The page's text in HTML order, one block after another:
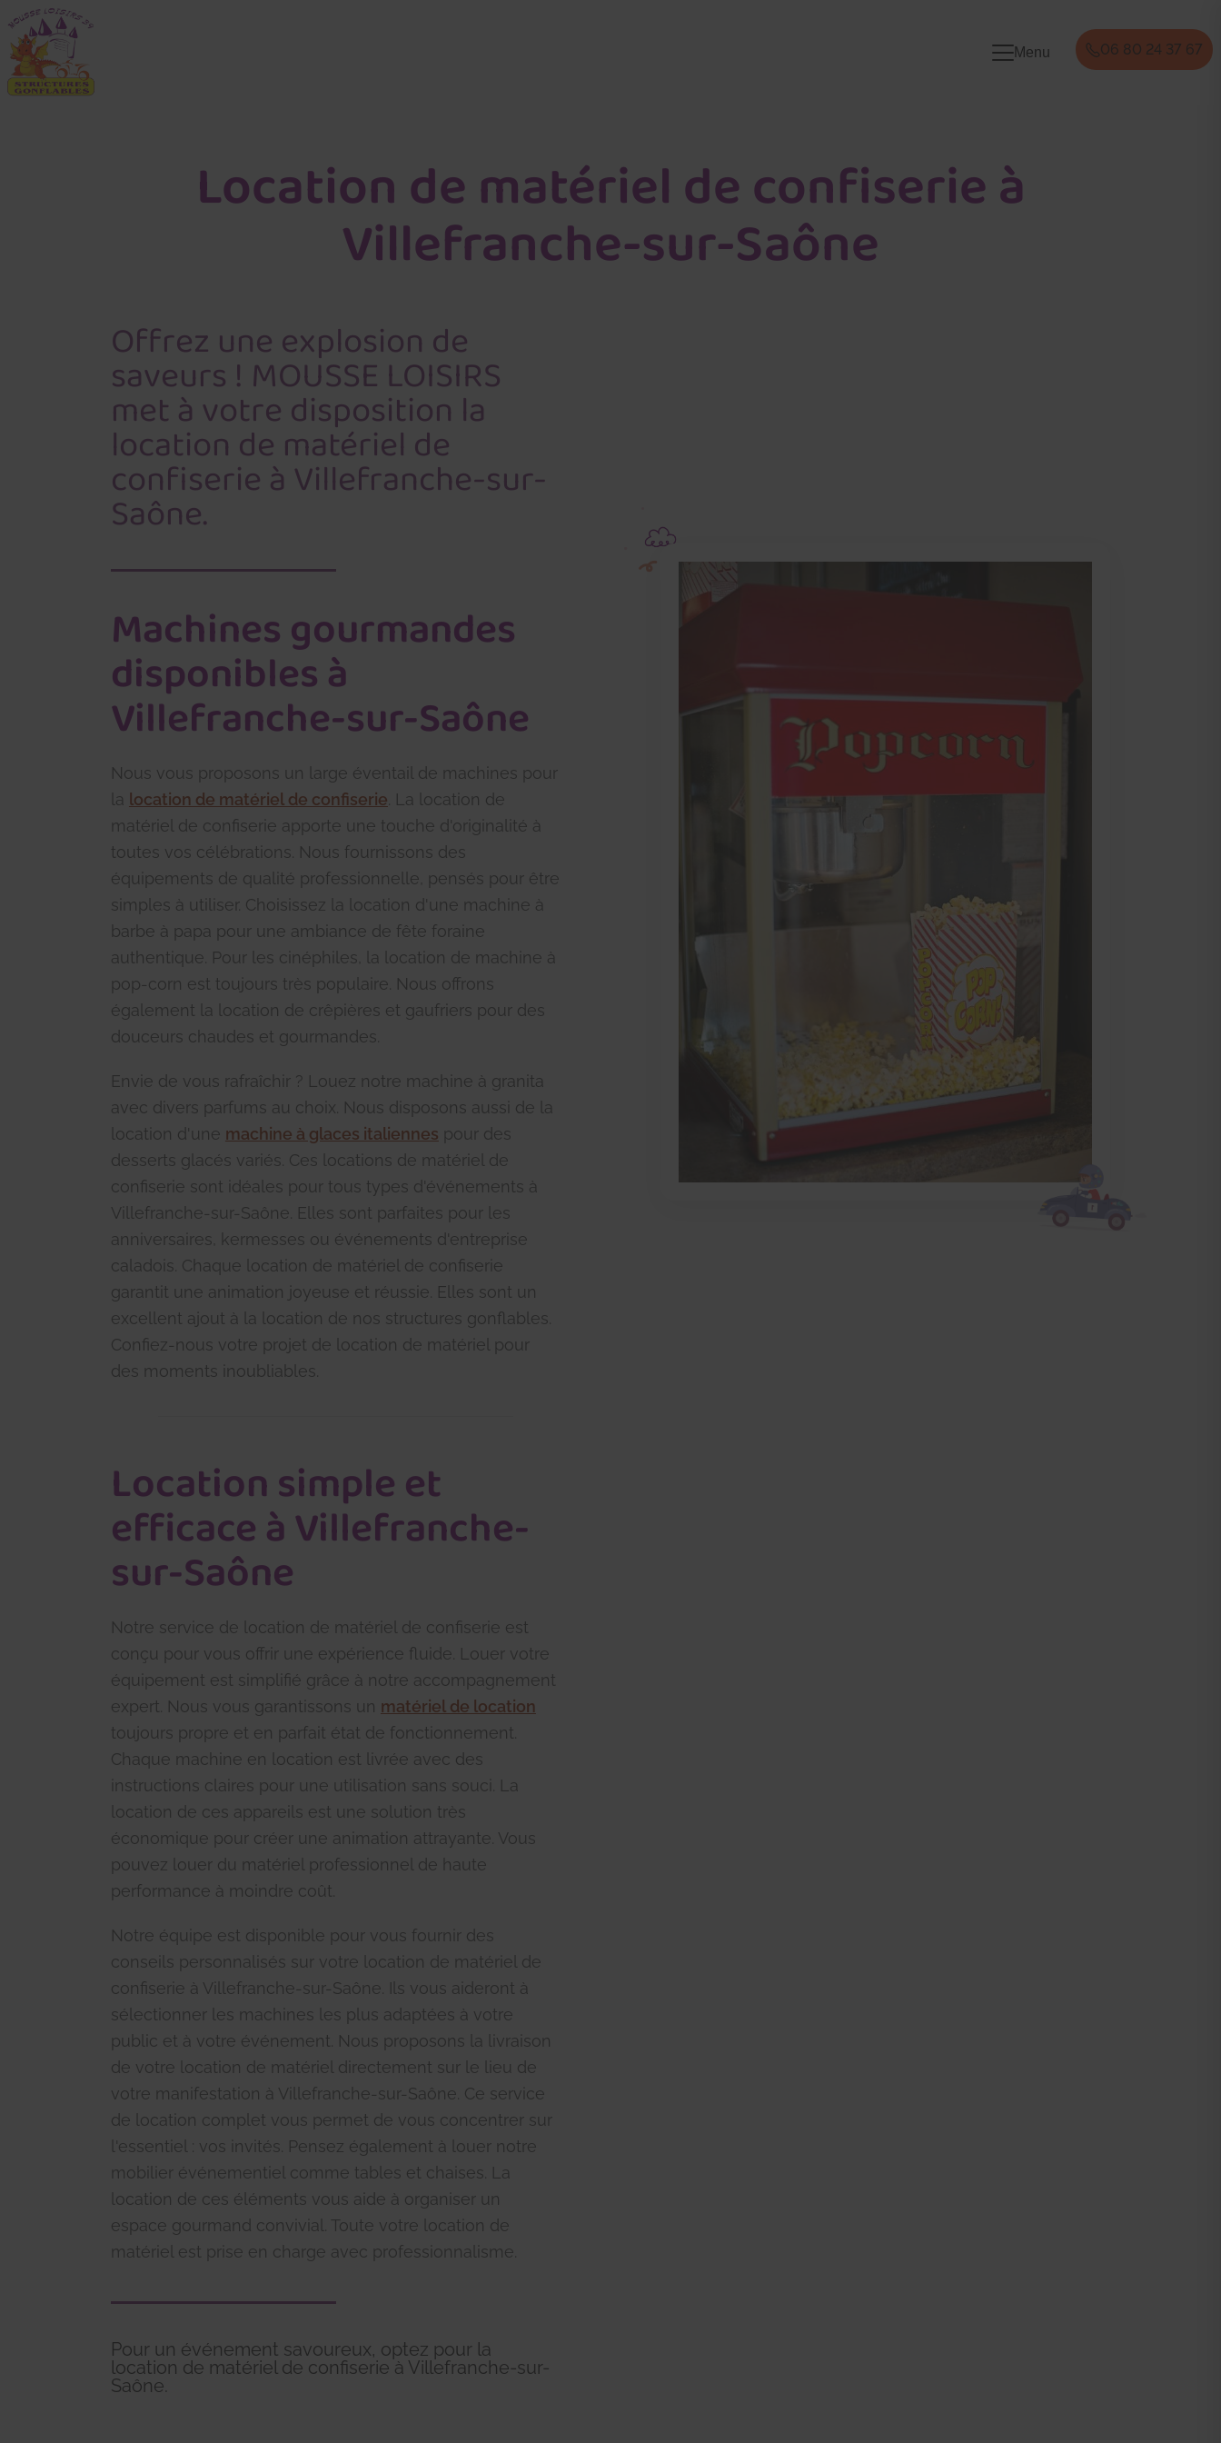
Menu 06 80 24 37 67
Location de matériel de confiserie à
Villefranche-sur-Saône
Offrez une explosion de
saveurs ! MOUSSE LOISIRS
met à votre disposition la
location de matériel de
confiserie à Villefranche-sur-
Saône.
Machines gourmandes
disponibles à
Villefranche-sur-Saône
Nous vous proposons un large éventail de machines pour
la location de matériel de confiserie . La location de
matériel de confiserie apporte une touche d'originalité à
toutes vos célébrations. Nous fournissons des
équipements de qualité professionnelle, pensés pour être
simples à utiliser. Choisissez la location d'une machine à
barbe à papa pour une ambiance de fête foraine
authentique. Pour les cinéphiles, la location de machine à
pop-corn est toujours très populaire. Nous offrons
également la location de crêpières et gaufriers pour des
douceurs chaudes et gourmandes.
Envie de vous rafraîchir ? Louez notre machine à granita
avec divers parfums au choix. Nous disposons aussi de la
location d'une machine à glaces italiennes pour des
desserts glacés variés. Ces locations de matériel de
confiserie sont idéales pour tous types d'événements à
Villefranche-sur-Saône. Elles sont parfaites pour les
anniversaires, kermesses ou événements d'entreprise
caladois. Chaque location de matériel de confiserie
garantit une animation joyeuse et réussie. Elles sont un
excellent ajout à la location de nos structures gonflables.
Confiez-nous votre projet de location de matériel pour
des moments inoubliables.
Location simple et
efficace à Villefranche-
sur-Saône
Notre service de location de matériel de confiserie est
conçu pour vous offrir une expérience fluide. Louer votre
équipement est simplifié grâce à notre accompagnement
expert. Nous vous garantissons un matériel de location
toujours propre et en parfait état de fonctionnement.
Chaque machine en location est livrée avec des
instructions claires pour une utilisation sans souci. La
location de ces appareils est une solution très
économique pour créer une animation attrayante. Vous
pouvez louer du matériel professionnel de haute
performance à moindre coût.
Notre équipe est disponible pour vous fournir des
conseils personnalisés sur votre location de matériel de
confiserie à Villefranche-sur-Saône. Ils vous aideront à
sélectionner les machines les plus adaptées à votre
public et à votre événement. Nous proposons la livraison
de votre location de matériel directement sur le lieu de
votre manifestation à Villefranche-sur-Saône. Ce service
de location complet vous permet de vous concentrer sur
l'essentiel : vos invités. Pensez également à louer notre
mobilier événementiel comme tables et chaises. La
location de ces éléments vous aide à organiser un
espace gourmand convivial. Toute votre location de
matériel est prise en charge avec professionnalisme.
Pour un événement savoureux, optez pour la
location de matériel de confiserie à Villefranche-sur-
Saône.